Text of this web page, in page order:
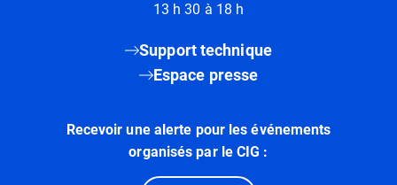
13 h 30 à 18 h
Support technique
Espace presse
Recevoir une alerte pour les événements
organisés par le CIG :